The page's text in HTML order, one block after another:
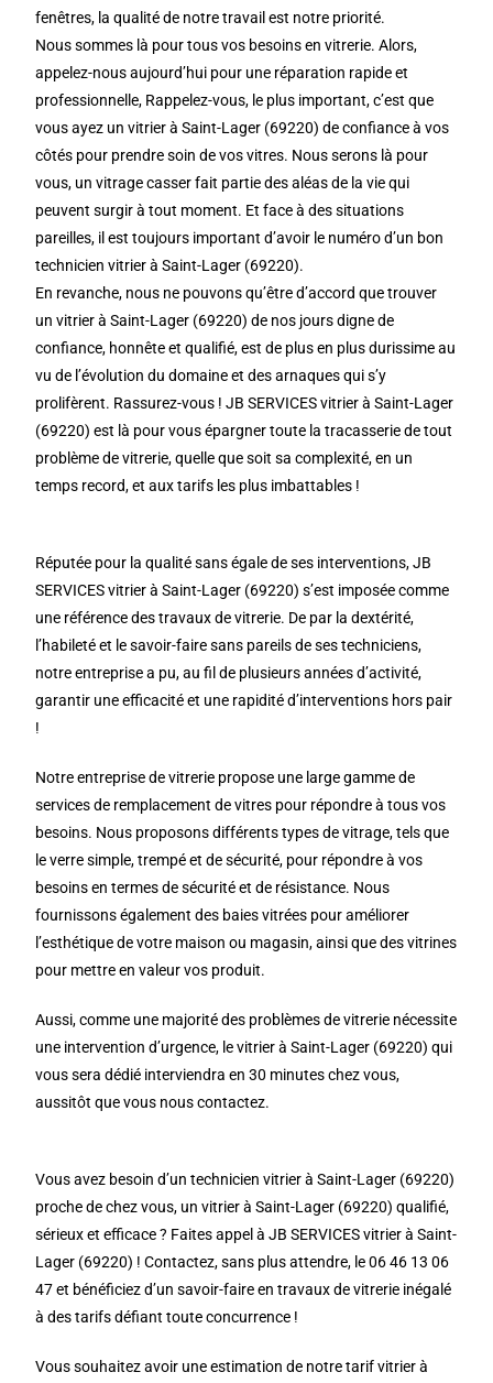
fenêtres, la qualité de notre travail est notre priorité.
Nous sommes là pour tous vos besoins en vitrerie. Alors,
appelez-nous aujourd’hui pour une réparation rapide et
professionnelle, Rappelez-vous, le plus important, c’est que
vous ayez un vitrier à Saint-Lager (69220) de confiance à vos
côtés pour prendre soin de vos vitres. Nous serons là pour
vous, un vitrage casser fait partie des aléas de la vie qui
peuvent surgir à tout moment. Et face à des situations
pareilles, il est toujours important d’avoir le numéro d’un bon
technicien vitrier à Saint-Lager (69220).
En revanche, nous ne pouvons qu’être d’accord que trouver
un vitrier à Saint-Lager (69220) de nos jours digne de
confiance, honnête et qualifié, est de plus en plus durissime au
vu de l’évolution du domaine et des arnaques qui s’y
prolifèrent. Rassurez-vous ! JB SERVICES vitrier à Saint-Lager
(69220) est là pour vous épargner toute la tracasserie de tout
problème de vitrerie, quelle que soit sa complexité, en un
temps record, et aux tarifs les plus imbattables !
Réputée pour la qualité sans égale de ses interventions, JB
SERVICES vitrier à Saint-Lager (69220) s’est imposée comme
une référence des travaux de vitrerie. De par la dextérité,
l’habileté et le savoir-faire sans pareils de ses techniciens,
notre entreprise a pu, au fil de plusieurs années d’activité,
garantir une efficacité et une rapidité d’interventions hors pair
!
Notre entreprise de vitrerie propose une large gamme de
services de remplacement de vitres pour répondre à tous vos
besoins. Nous proposons différents types de vitrage, tels que
le verre simple, trempé et de sécurité, pour répondre à vos
besoins en termes de sécurité et de résistance. Nous
fournissons également des baies vitrées pour améliorer
l’esthétique de votre maison ou magasin, ainsi que des vitrines
pour mettre en valeur vos produit.
Aussi, comme une majorité des problèmes de vitrerie nécessite
une intervention d’urgence, le vitrier à Saint-Lager (69220) qui
vous sera dédié interviendra en 30 minutes chez vous,
aussitôt que vous nous contactez.
Vous avez besoin d’un technicien vitrier à Saint-Lager (69220)
proche de chez vous, un vitrier à Saint-Lager (69220) qualifié,
sérieux et efficace ? Faites appel à JB SERVICES vitrier à Saint-
Lager (69220) ! Contactez, sans plus attendre, le 06 46 13 06
47 et bénéficiez d’un savoir-faire en travaux de vitrerie inégalé
à des tarifs défiant toute concurrence !
Vous souhaitez avoir une estimation de notre tarif vitrier à